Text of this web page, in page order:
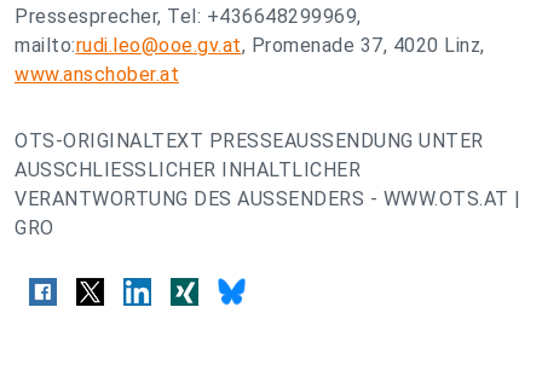
Pressesprecher, Tel: +436648299969,
mailto:rudi.leo@ooe.gv.at, Promenade 37, 4020 Linz,
www.anschober.at
OTS-ORIGINALTEXT PRESSEAUSSENDUNG UNTER
AUSSCHLIESSLICHER INHALTLICHER
VERANTWORTUNG DES AUSSENDERS - WWW.OTS.AT |
GRO